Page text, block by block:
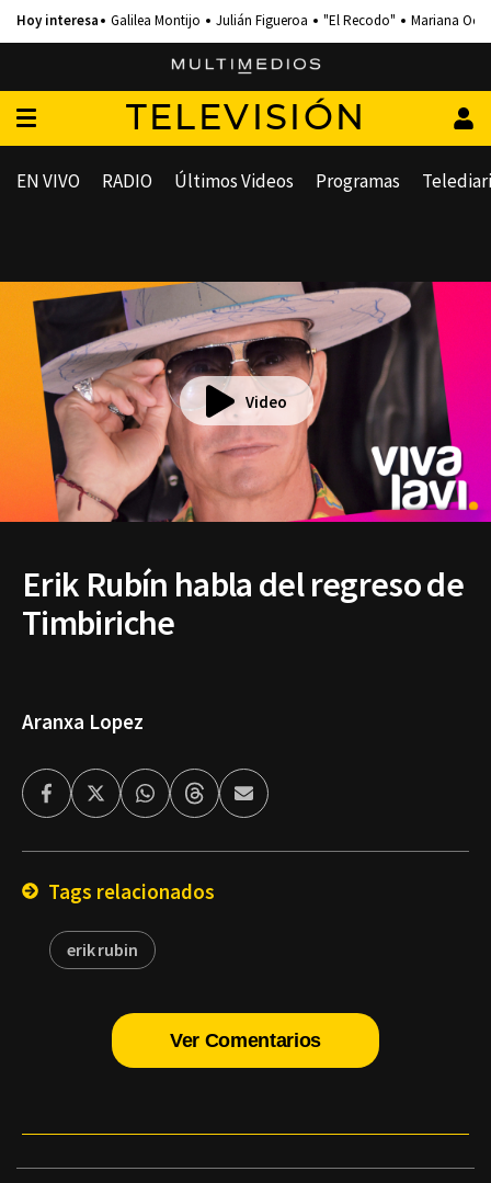
Galilea Montijo Julián Figueroa "El Recodo" Mariana
TELEVISIÓN
EN VIVO RADIO Últimos Videos Programas
Video
Erik Rubín habla del regreso de
Timbiriche
Aranxa Lopez
FacebookTwitterWhatsappThreadsEnviar
por
Tags relacionados
erik rubin
Ver Comentarios